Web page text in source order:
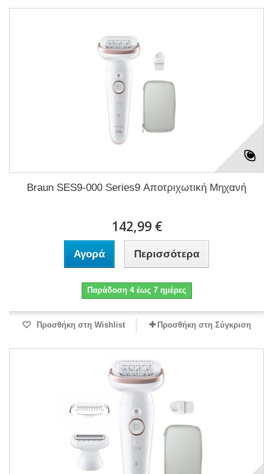
Braun SES9-000 Series9 Αποτριχωτική Μηχανή
142,99 €
Αγορά Περισσότερα
Παράδοση 4 έως 7 ημέρες
Προσθήκη στη Wishlist Προσθήκη στη Σύγκριση